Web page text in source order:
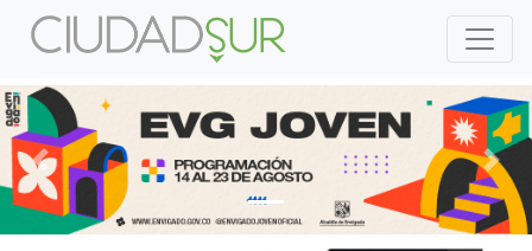
Previous